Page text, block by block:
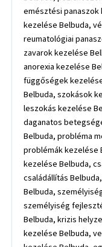
emésztési panaszok
kezelése Belbuda,
reumatológiai
zavarok kezelése
anorexia kezelése
függőségek
Belbuda, szokások
leszokás kezelése
daganatos
Belbuda, probléma
problémák kezelése
kezelése Belbuda,
családállítás
Belbuda,
személyiség
Belbuda, krizis
kezelése Belbuda,